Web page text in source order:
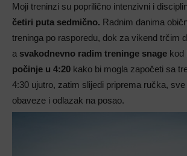
Moji treninzi su poprilično intenzivni i
četiri puta sedmično. Radnim danima
treninga po rasporedu, dok za vikend trčim
a svakodnevno radim treninge snage kod
počinje u 4:20 kako bi mogla započeti sa
4:30 ujutro, zatim slijedi priprema ručka,
obaveze i odlazak na posao.